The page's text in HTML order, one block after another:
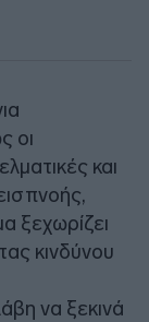
οι
και
ξεχωρίζει
κινδύνου
να ξεκινά